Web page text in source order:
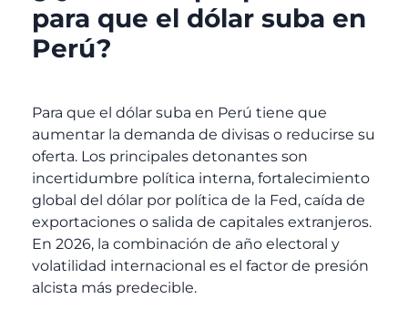
para que el dólar suba en
Perú?
Para que el dólar suba en Perú tiene que
aumentar la demanda de divisas o reducirse su
oferta. Los principales detonantes son
incertidumbre política interna, fortalecimiento
global del dólar por política de la Fed, caída de
exportaciones o salida de capitales extranjeros.
En 2026, la combinación de año electoral y
volatilidad internacional es el factor de presión
alcista más predecible.